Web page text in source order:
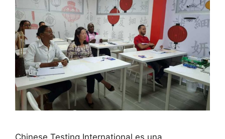
Chinese Testing International es una